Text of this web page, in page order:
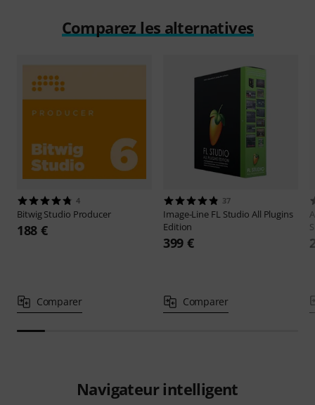
Comparez les alternatives
4
BitwigStudio Producer
188 €
Comparer
37
Image-Line FL Studio All Plugins
Edition
399 €
Comparer
Navigateur intelligent